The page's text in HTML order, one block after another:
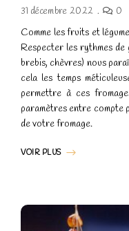
31 décembre 2022 0
Comme les fruits et
Respecter les rythmes
brebis, chèvres) nous
cela les temps
permettre à ces
paramètres entre compte
de votre fromage.
VOIR PLUS
*